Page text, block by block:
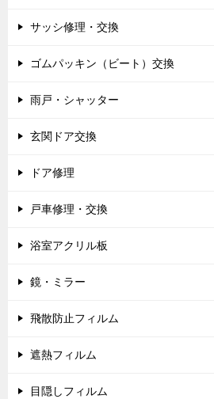
サッシ修理・交換
ゴムパッキン（ビート）交換
雨戸・シャッター
玄関ドア交換
ドア修理
戸車修理・交換
浴室アクリル板
鏡・ミラー
飛散防止フィルム
遮熱フィルム
目隠しフィルム